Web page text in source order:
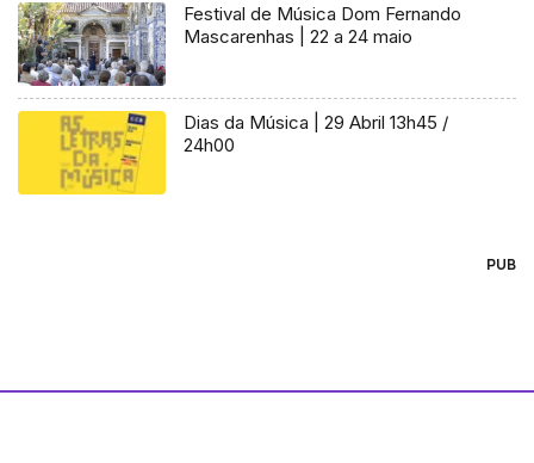
Festival de Música Dom Fernando
Mascarenhas | 22 a 24 maio
Dias da Música | 29 Abril 13h45 /
24h00
PUB